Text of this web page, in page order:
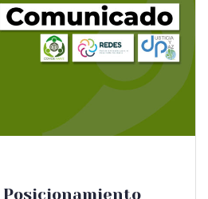
Posicionamiento